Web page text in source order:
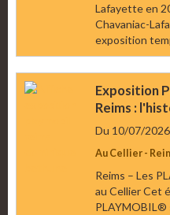
Lafayette en
Chavaniac-
exposition
Exposition
Reims :
Du 10/07/2026
Au Cellier -
Reims – Les
au Cellier Cet
PLAYMOBIL®